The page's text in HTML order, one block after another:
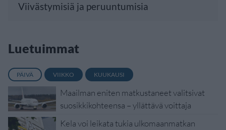
Viivästymisiä ja peruuntumisia
Luetuimmat
PÄIVÄ VIIKKO KUUKAUSI
Maailman eniten matkustaneet valitsivat
suosikkikohteensa – yllättävä voittaja
Kela voi leikata tukia ulkomaanmatkan